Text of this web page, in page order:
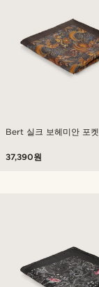
Bert 실크 보헤미안 포
37,390원